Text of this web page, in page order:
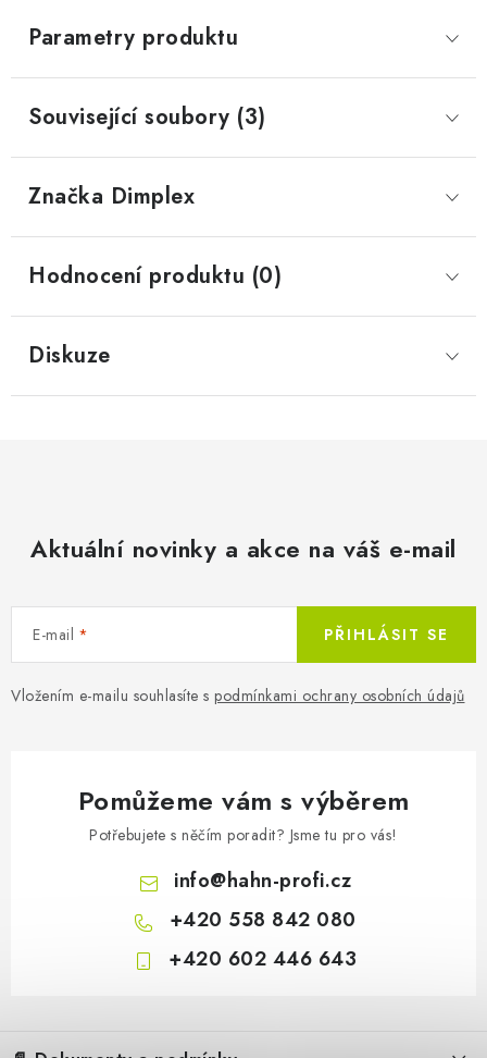
Parametry produktu
Související soubory (3)
Značka Dimplex
Hodnocení produktu (0)
Diskuze
Aktuální novinky a akce na váš e-mail
E-mail
Vložením e-mailu souhlasíte s podmínkami ochrany osobních údajů
PŘIHLÁSIT SE
Pomůžeme vám s výběrem
Potřebujete s něčím poradit? Jsme tu pro vás!
info@hahn-profi.cz
+420 558 842 080
+420 602 446 643